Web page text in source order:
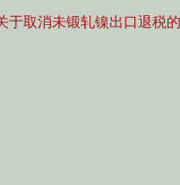
于取消未锻轧镍出口退税的